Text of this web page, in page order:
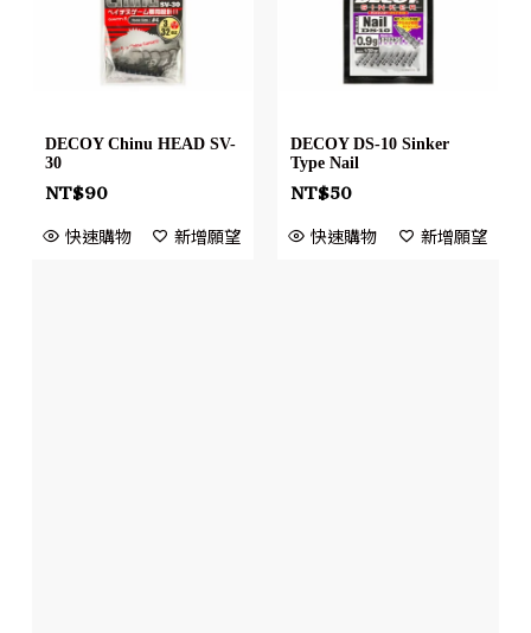
DECOY Chinu HEAD SV-
30
NT$90
快速購物 新增願望
DECOY DS-10 Sinker
Type Nail
NT$50
快速購物 新增願望